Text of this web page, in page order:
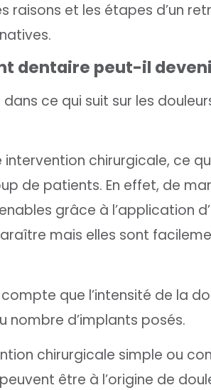
raisons et les étapes d’un
dentaire peut-il
dans ce qui suit sur les
intervention chirurgicale, ce
de patients. En effet, de
grâce à l’application
mais elles sont
que l’intensité de la
nombre d’implants posés.
chirurgicale simple ou
être à l’origine de